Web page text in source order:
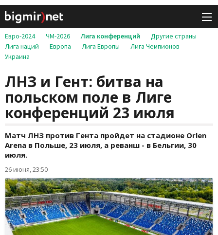
Евро-2024 ЧМ-2026 Лига конференций
Другие страны
Лига наций
Европа Лига Европы
Лига Чемпионов
Украина
ЛНЗ и Гент: битва на
польском поле в Лиге
конференций 23 июля
Матч ЛНЗ против Гента пройдет на стадионе Orlen
Arena в Польше, 23 июля, а реванш - в Бельгии, 30
июля.
26 июня, 23:50